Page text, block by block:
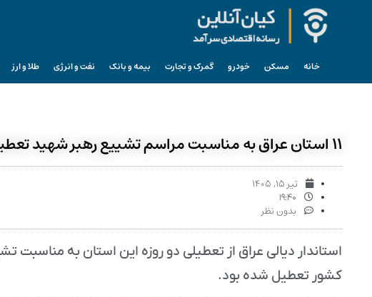
خانه مسکن خودرو گمرک و تجارت بیمه و بانک نفت و انرژی طلا و ارز
۱۱ استان عراق به مناسبت مراسم تشییع رهبر شهید تعطیل شد
تیر ۱۵, ۱۴۰۵
۱۹:۴۰
بدون نظر
کشور تعطیل شده بود.